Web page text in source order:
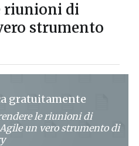
riunioni di
strumento
gratuitamente
le riunioni di
un vero strumento di